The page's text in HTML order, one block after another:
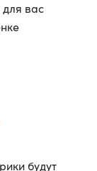
вас
будут